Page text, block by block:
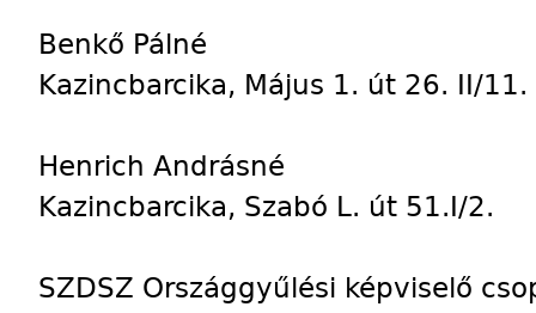
Benkő Pálné
Kazincbarcika, Május 1. út 26. II/11.
Henrich Andrásné
Kazincbarcika, Szabó L. út 51.I/2.
SZDSZ Országgyűlési képviselő